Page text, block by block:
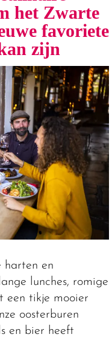
het Zwarte
favoriete
zijn
harten en
lunches, romige
een tikje mooier
oosterburen
en bier heeft